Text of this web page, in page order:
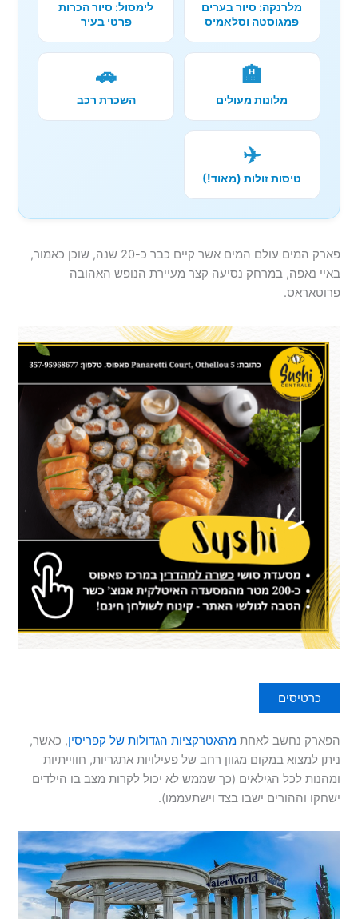
מלרנקה: סיור בערים
פמגוסטה וסלאמיס
לימסול: סיור הכרות
פרטי בעיר
🏨
מלונות מעולים
🚗
השכרת רכב
✈️
טיסות זולות (מאוד!)
פארק המים עולם המים אשר קיים כבר כ-20 שנה, שוכן כאמור,
באיי נאפה, במרחק נסיעה קצר מעיירת הנופש האהובה
פרוטאראס.
כרטיסים
הפארק נחשב לאחתמהאטרקציות הגדולות של קפריסין, כאשר,
ניתן למצוא במקום מגוון רחב של פעילויות אתגריות, חווייתיות
ומהנות לכל הגילאים (כך שממש לא יכול לקרות מצב בו הילדים
ישחקו וההורים ישבו בצד וישתעממו).